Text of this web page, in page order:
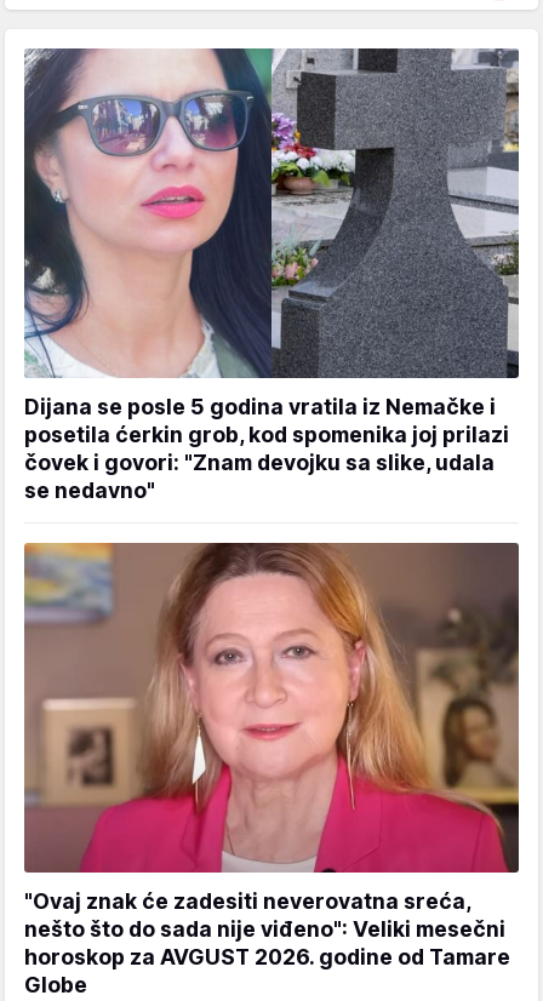
Dijana se posle 5 godina vratila iz Nemačke i
posetila ćerkin grob, kod spomenika joj prilazi
čovek i govori: "Znam devojku sa slike, udala
se nedavno"
"Ovaj znak će zadesiti neverovatna sreća,
nešto što do sada nije viđeno": Veliki mesečni
horoskop za AVGUST 2026. godine od Tamare
Globe